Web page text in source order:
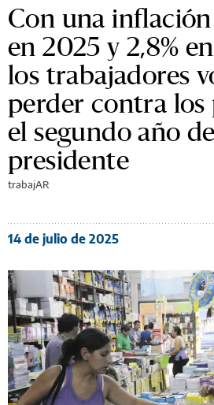
Con una inflación
en 2025 y 2,8%
los trabajadores
perder contra los
el segundo año
presidente
trabajAR
14 de julio de 2025